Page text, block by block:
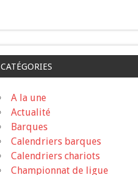
CATÉGORIES
A la une
Actualité
Barques
Calendriers barques
Calendriers chariots
Championnat de ligue